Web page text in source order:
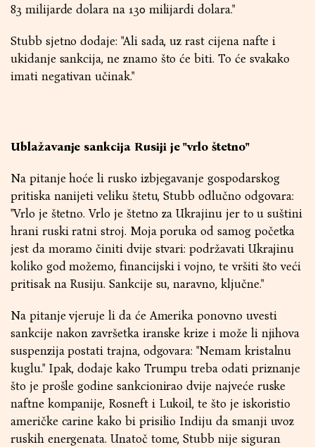
83 milijarde dolara na 130 milijardi dolara."
Stubb sjetno dodaje: "Ali sada, uz rast cijena nafte i
ukidanje sankcija, ne znamo što će biti. To će svakako
imati negativan učinak."
Ublažavanje sankcija Rusiji je "vrlo štetno"
Na pitanje hoće li rusko izbjegavanje gospodarskog
pritiska nanijeti veliku štetu, Stubb odlučno odgovara:
"Vrlo je štetno. Vrlo je štetno za Ukrajinu jer to u suštini
hrani ruski ratni stroj. Moja poruka od samog početka
jest da moramo činiti dvije stvari: podržavati Ukrajinu
koliko god možemo, financijski i vojno, te vršiti što veći
pritisak na Rusiju. Sankcije su, naravno, ključne."
Na pitanje vjeruje li da će Amerika ponovno uvesti
sankcije nakon završetka iranske krize i može li njihova
suspenzija postati trajna, odgovara: "Nemam kristalnu
kuglu." Ipak, dodaje kako Trumpu treba odati priznanje
što je prošle godine sankcionirao dvije najveće ruske
naftne kompanije, Rosneft i Lukoil, te što je iskoristio
američke carine kako bi prisilio Indiju da smanji uvoz
ruskih energenata. Unatoč tome, Stubb nije siguran